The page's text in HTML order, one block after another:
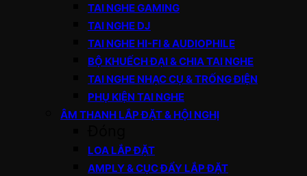
TAI NGHE GAMING
TAI NGHE DJ
TAI NGHE HI-FI & AUDIOPHILE
BỘ KHUẾCH ĐẠI & CHIA TAI NGHE
TAI NGHE NHẠC CỤ & TRỐNG ĐIỆN
PHỤ KIỆN TAI NGHE
ÂM THANH LẮP ĐẶT & HỘI NGHỊ
LOA LẮP ĐẶT
AMPLY & CỤC ĐẨY LẮP ĐẶT